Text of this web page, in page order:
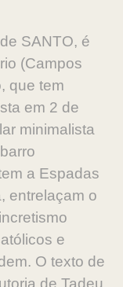
SANTO, é
(Campos
que tem
em 2 de
minimalista
a Espadas
entrelaçam o
e
O texto de
de Tadeu